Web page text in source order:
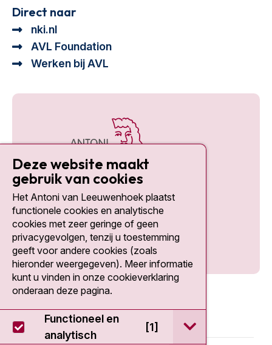
Direct naar
nki.nl
AVL Foundation
Werken bij AVL
Social media
Deze website maakt
gebruik van cookies
Het Antoni van Leeuwenhoek plaatst
functionele cookies en analytische
cookies met zeer geringe of geen
privacygevolgen, tenzij u toestemming
geeft voor andere cookies (zoals
hieronder weergegeven). Meer informatie
kunt u vinden in onze cookieverklaring
onderaan deze pagina.
Functioneel en
analytisch
[1] open / sluit